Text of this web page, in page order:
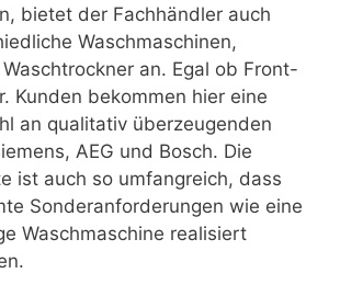
bietet der Fachhändler auch
Waschmaschinen,
an. Egal ob Front-
Kunden bekommen hier eine
an qualitativ überzeugenden
AEG und Bosch. Die
ist auch so umfangreich, dass
Sonderanforderungen wie eine
Waschmaschine realisiert